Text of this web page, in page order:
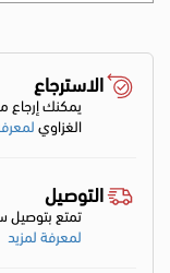
الاسترجاع
يمكنك
الغزاوي
التوصيل
تمتع بتوصيل
لمعرفة لمزيد